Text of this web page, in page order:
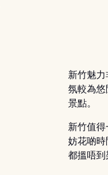
新竹魅
氛較為
景點。
新竹值
妨花啲
都搵唔到